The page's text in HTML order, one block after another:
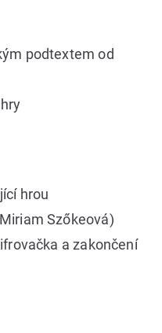
podtextem od
hrou
Szőkeová)
a zakončení